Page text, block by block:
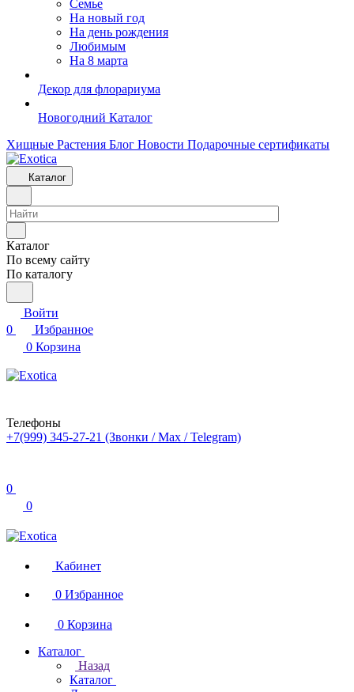
Семье
На новый год
На день рождения
Любимым
На 8 марта
Декор для флорариума
Новогодний Каталог
Хищные Растения Блог Новости Подарочные сертификаты
Каталог
Каталог
По всему сайту
По каталогу
Войти
0
Избранное
0 Корзина
Телефоны
+7(999) 345-27-21 (Звонки / Max / Telegram)
0
0
Кабинет
0 Избранное
0 Корзина
Каталог
Назад
Каталог